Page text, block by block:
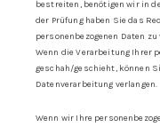
bestreiten, benötigen wir in
der Prüfung haben Sie das
personenbezogenen Daten zu
Wenn die Verarbeitung Ihrer
geschah/geschieht, können
Datenverarbeitung verlangen.
Wenn wir Ihre